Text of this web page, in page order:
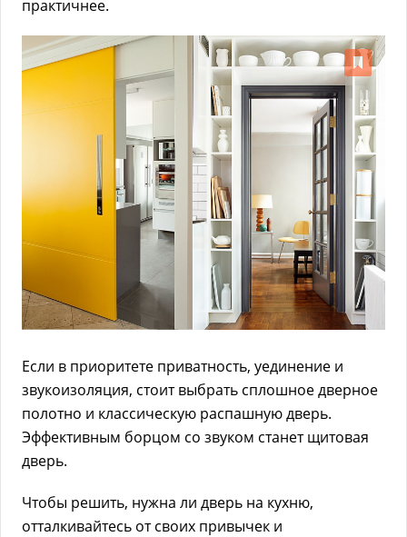
практичнее.
Если в приоритете приватность, уединение и
звукоизоляция, стоит выбрать сплошное дверное
полотно и классическую распашную дверь.
Эффективным борцом со звуком станет щитовая
дверь.
Чтобы решить, нужна ли дверь на кухню,
отталкивайтесь от своих привычек и